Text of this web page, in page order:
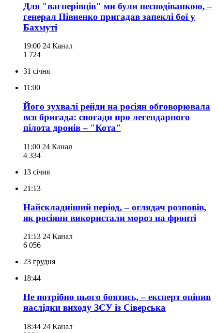
Для "вагнерівців" ми були несподіванкою, –
генерал Півненко пригадав запеклі бої у
Бахмуті
19:00 24 Канал
1 724
31 січня
11:00
Його зухвалі рейди на росіян обговорювала
вся бригада: спогади про легендарного
пілота дронів – "Кота"
11:00 24 Канал
4 334
13 січня
21:13
Найскладніший період, – оглядач розповів,
як росіяни використали мороз на фронті
21:13 24 Канал
6 056
23 грудня
18:44
Не потрібно цього боятись, – експерт оцінив
наслідки виходу ЗСУ із Сіверська
18:44 24 Канал